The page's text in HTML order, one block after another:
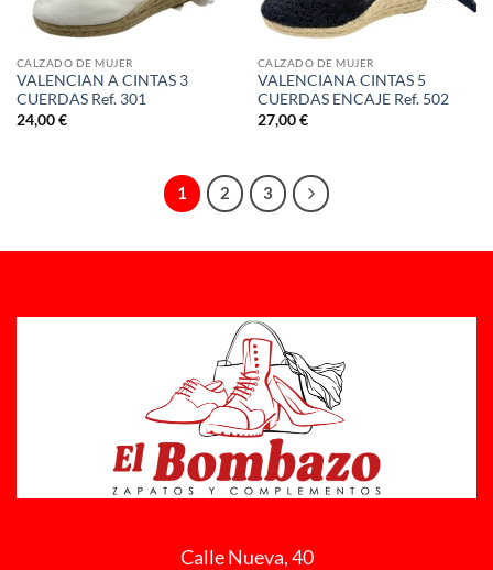
CALZADO DE MUJER
VALENCIAN A CINTAS 3
CUERDAS Ref. 301
24,00€
CALZADO DE MUJER
VALENCIANA CINTAS 5
CUERDAS ENCAJE Ref. 502
27,00€
1 2 3
Calle Nueva, 40